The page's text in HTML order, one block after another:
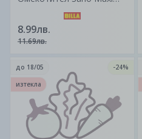
8.99лв.
11.69лв.
до 18/05
-24%
изтекла